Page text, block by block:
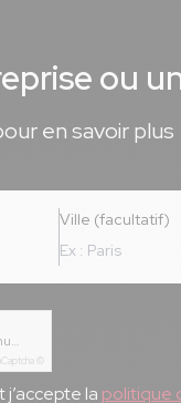
ou
en savoir plus
Ville (facultatif)
©
Cliquez ici pour vérifier que vous êtes un humain
la politique